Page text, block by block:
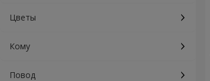
Цветы
Кому
Повод